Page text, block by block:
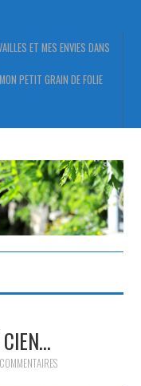
ET MES ENVIES DANS
PETIT GRAIN DE FOLIE